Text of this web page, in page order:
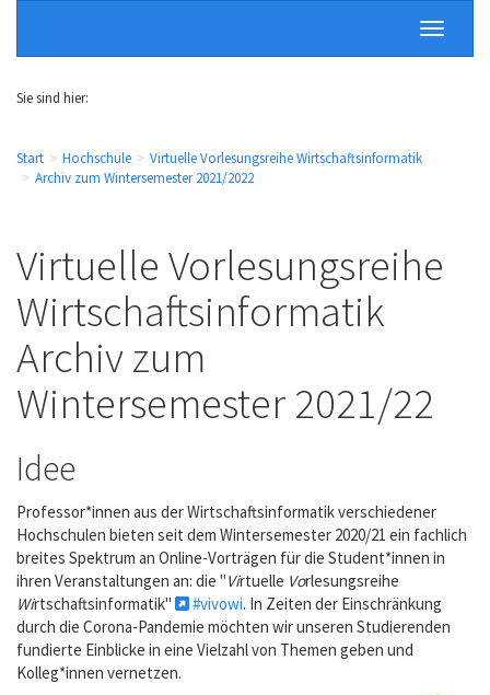
Sie sind hier:
Start Hochschule
Virtuelle Vorlesungsreihe Wirtschaftsinformatik
Archiv zum Wintersemester 2021/2022
Virtuelle Vorlesungsreihe
Wirtschaftsinformatik
Archiv zum
Wintersemester 2021/22
Idee
Professor*innen aus der Wirtschaftsinformatik verschiedener
Hochschulen bieten seit dem Wintersemester 2020/21 ein fachlich
breites Spektrum an Online-Vorträgen für die Student*innen in
ihren Veranstaltungen an: die "Virtuelle Vorlesungsreihe
Wirtschaftsinformatik" #vivowi. In Zeiten der Einschränkung
durch die Corona-Pandemie möchten wir unseren Studierenden
fundierte Einblicke in eine Vielzahl von Themen geben und
Kolleg*innen vernetzen.